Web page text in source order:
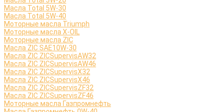
Масла Total 5W-30
Масла Total 5W-40
Моторные масла Triumph
Моторные масла X-OIL
Моторные масла ZIC
Масла ZIC SAE10W-30
Масла ZIC ZICSupervisAW32
Масла ZIC ZICSupervisAW46
Масла ZIC ZICSupervisX32
Масла ZIC ZICSupervisX46
Масла ZIC ZICSupervisZF32
Масла ZIC ZICSupervisZF46
Моторные масла Газпромнефть